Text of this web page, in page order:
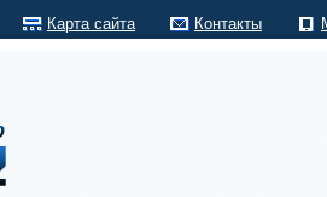
Карта сайта Контакты